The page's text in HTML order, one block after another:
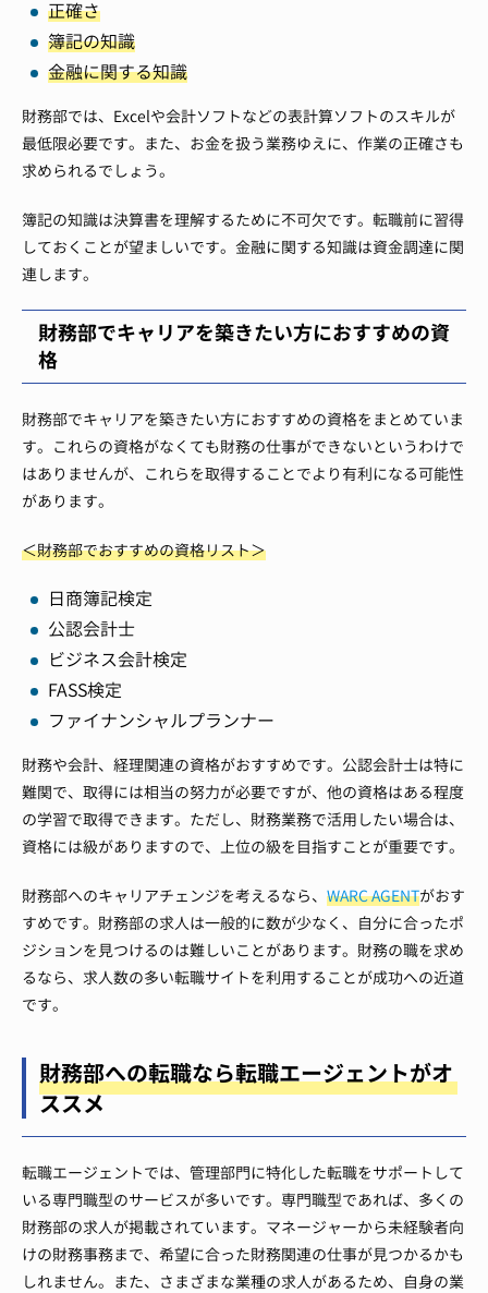
正確さ
簿記の知識
金融に関する知識
財務部では、Excelや会計ソフトなどの表計算ソフトのスキルが
最低限必要です。また、お金を扱う業務ゆえに、作業の正確さも
求められるでしょう。
簿記の知識は決算書を理解するために不可欠です。転職前に習得
しておくことが望ましいです。金融に関する知識は資金調達に関
連します。
財務部でキャリアを築きたい方におすすめの資
格
財務部でキャリアを築きたい方におすすめの資格をまとめていま
す。これらの資格がなくても財務の仕事ができないというわけで
はありませんが、これらを取得することでより有利になる可能性
があります。
＜財務部でおすすめの資格リスト＞
日商簿記検定
公認会計士
ビジネス会計検定
FASS検定
ファイナンシャルプランナー
財務や会計、経理関連の資格がおすすめです。公認会計士は特に
難関で、取得には相当の努力が必要ですが、他の資格はある程度
の学習で取得できます。ただし、財務業務で活用したい場合は、
資格には級がありますので、上位の級を目指すことが重要です。
財務部へのキャリアチェンジを考えるなら、 WARC AGENTがおす
すめです。財務部の求人は一般的に数が少なく、自分に合ったポ
ジションを見つけるのは難しいことがあります。財務の職を求め
るなら、求人数の多い転職サイトを利用することが成功への近道
です。
財務部への転職なら転職エージェントがオ
ススメ
転職エージェントでは、管理部門に特化した転職をサポートして
いる専門職型のサービスが多いです。専門職型であれば、多くの
財務部の求人が掲載されています。マネージャーから未経験者向
けの財務事務まで、希望に合った財務関連の仕事が見つかるかも
しれません。また、さまざまな業種の求人があるため、自身の業